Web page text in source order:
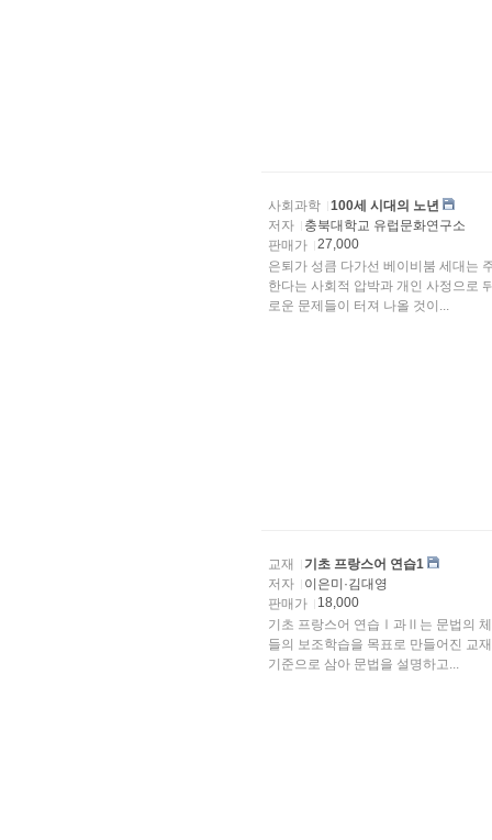
사회과학
100세 시대의 노년
저자
충북대학교 유럽문화연구소
판매가
27,000
은퇴가 성큼 다가선 베이비붐 세대는
한다는 사회적 압박과 개인 사정으로
로운 문제들이 터져 나올 것이...
교재
기초 프랑스어 연습1
저자
이은미·김대영
판매가
18,000
기초 프랑스어 연습Ⅰ과Ⅱ는 문법의
들의 보조학습을 목표로 만들어진
기준으로 삼아 문법을 설명하고...